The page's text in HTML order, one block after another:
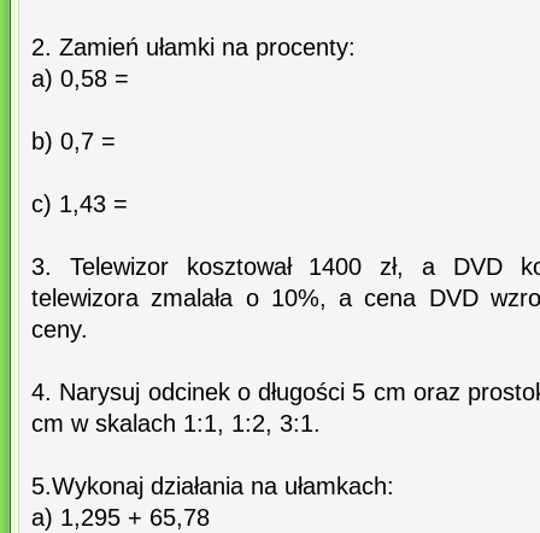
2. Zamień ułamki na procenty:
a) 0,58 =
b) 0,7 =
c) 1,43 =
3. Telewizor kosztował 1400 zł, a DVD
telewizora zmalała o 10%, a cena DVD
ceny.
4. Narysuj odcinek o długości 5 cm oraz
cm w skalach 1:1, 1:2, 3:1.
5.Wykonaj działania na ułamkach:
a) 1,295 + 65,78